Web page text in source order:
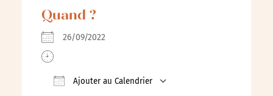
Quand ?
26/09/2022
Ajouter au Calendrier